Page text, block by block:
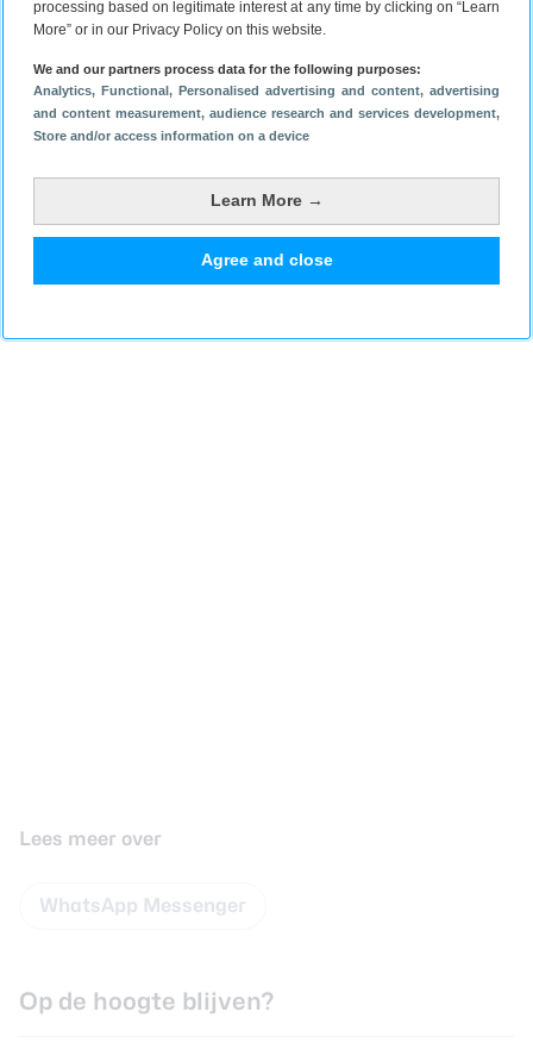
processing based on legitimate interest at any time by clicking on “Learn
More” or in our Privacy Policy on this website.
We and our partners process data for the following purposes:
Analytics, Functional, Personalised advertising and content, advertising
and content measurement, audience research and services development,
Store and/or access information on a device
Learn More →
Agree and close
WhatsApp LLC
Gratis
1 Bekijk reacties
Lees meer over
WhatsApp Messenger
Op de hoogte blijven?